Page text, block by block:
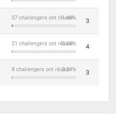
1.49%
57 challengers ont réussi 3
0.68%
21 challengers ont réussi 4
0.24%
8 challengers ont réussi 3